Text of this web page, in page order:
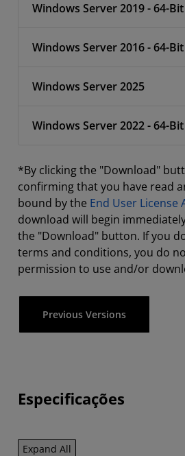
Windows Server 2019 - 64-
Windows Server 2016 - 64-
Windows Server 2025
Windows Server 2022 - 64-
*By clicking the "Download"
confirming that you have read
bound by the End User License
download will begin
the "Download" button. If you
terms and conditions, you do
permission to use and/or
Previous Versions
Especificações
Expand All